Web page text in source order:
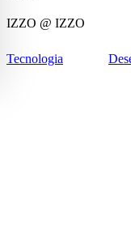
IZZO @ IZZO
Tecnologia